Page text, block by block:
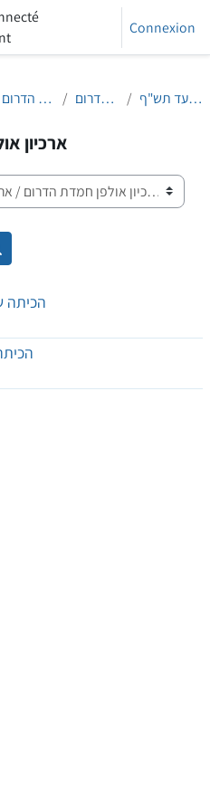
Connexion
אתרי הכיתות של חמדת הדרום ארכיון אולפן חמדת הדרום ארכיון אולפן חמדת הדרום עד תש"ף
ארכיון
des cours
הכיתה